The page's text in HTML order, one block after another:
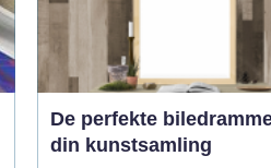
De perfekte
din kunstsamling